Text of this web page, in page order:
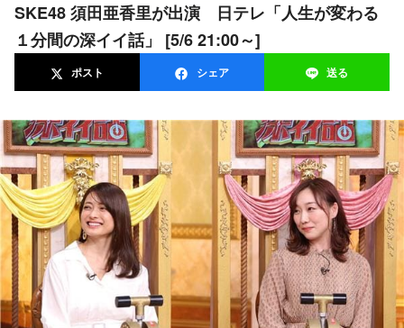
SKE48 須田亜香里が出演 日テレ「人生が変わる
１分間の深イイ話」 [5/6 21:00～]
ポスト シェア 送る